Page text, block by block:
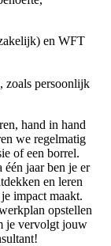
en WFT
zoals persoonlijk
hand in hand
we regelmatig
of een borrel.
jaar ben je er
en leren
impact maakt.
opstellen
je vervolgt jouw